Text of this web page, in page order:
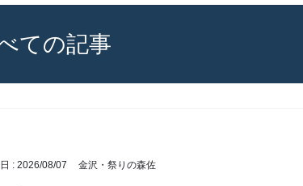
ての記事
: 2026/08/07 金沢・祭りの森佐